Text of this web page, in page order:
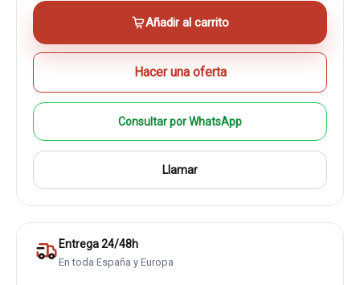
Añadir al carrito
Hacer una oferta
Consultar por WhatsApp
Llamar
Entrega 24/48h
En toda España y Europa